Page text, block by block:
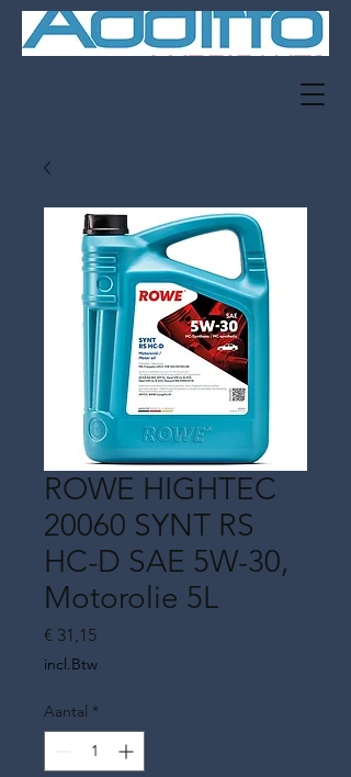
ROWE HIGHTEC
20060 SYNT RS
HC-D SAE 5W-30,
Motorolie 5L
€ 31,15Prijs
incl.Btw
Aantal *